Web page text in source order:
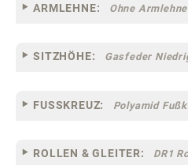
ARMLEHNE: Ohne Armlehne
SITZHÖHE:
FUSSKREUZ:
ROLLEN & GLEITER: